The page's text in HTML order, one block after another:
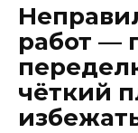
работ —
чёткий